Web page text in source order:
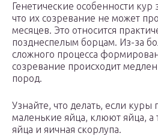
Генетические особенности кур
что их созревание не может
месяцев. Это относится
позднеспелым борцам. Из-за
сложного процесса
созревание происходит
пород.
Узнайте, что делать, если куры
маленькие яйца, клюют яйца, а
яйца и яичная скорлупа.